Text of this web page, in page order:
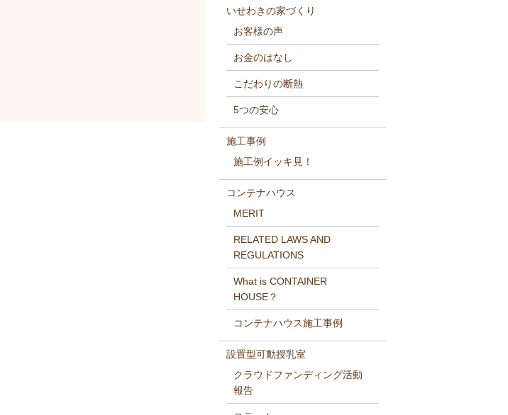
いせわきの家づくり
お客様の声
お金のはなし
こだわりの断熱
5つの安心
施工事例
施工例イッキ見！
コンテナハウス
MERIT
RELATED LAWS AND
REGULATIONS
What is CONTAINER
HOUSE？
コンテナハウス施工事例
設置型可動授乳室
クラウドファンディング活動
報告